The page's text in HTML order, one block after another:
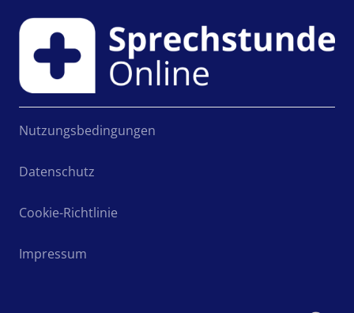
Nutzungsbedingungen
Datenschutz
Cookie-Richtlinie
Impressum